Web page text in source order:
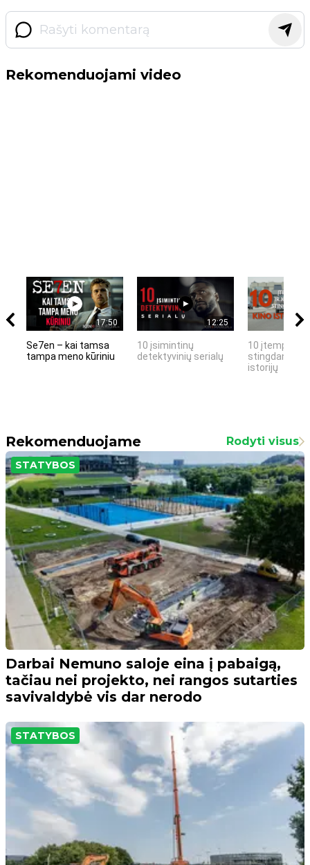
Rekomenduojami video
17:50
Se7en – kai tamsa
tampa meno kūriniu
12:25
10 įsimintinų
detektyvinių serialų
10 įtemptų,
stingdančių
istorijų
Rekomenduojame Rodyti visus
STATYBOS
Darbai Nemuno saloje eina į pabaigą,
tačiau nei projekto, nei rangos sutarties
savivaldybė vis dar nerodo
STATYBOS